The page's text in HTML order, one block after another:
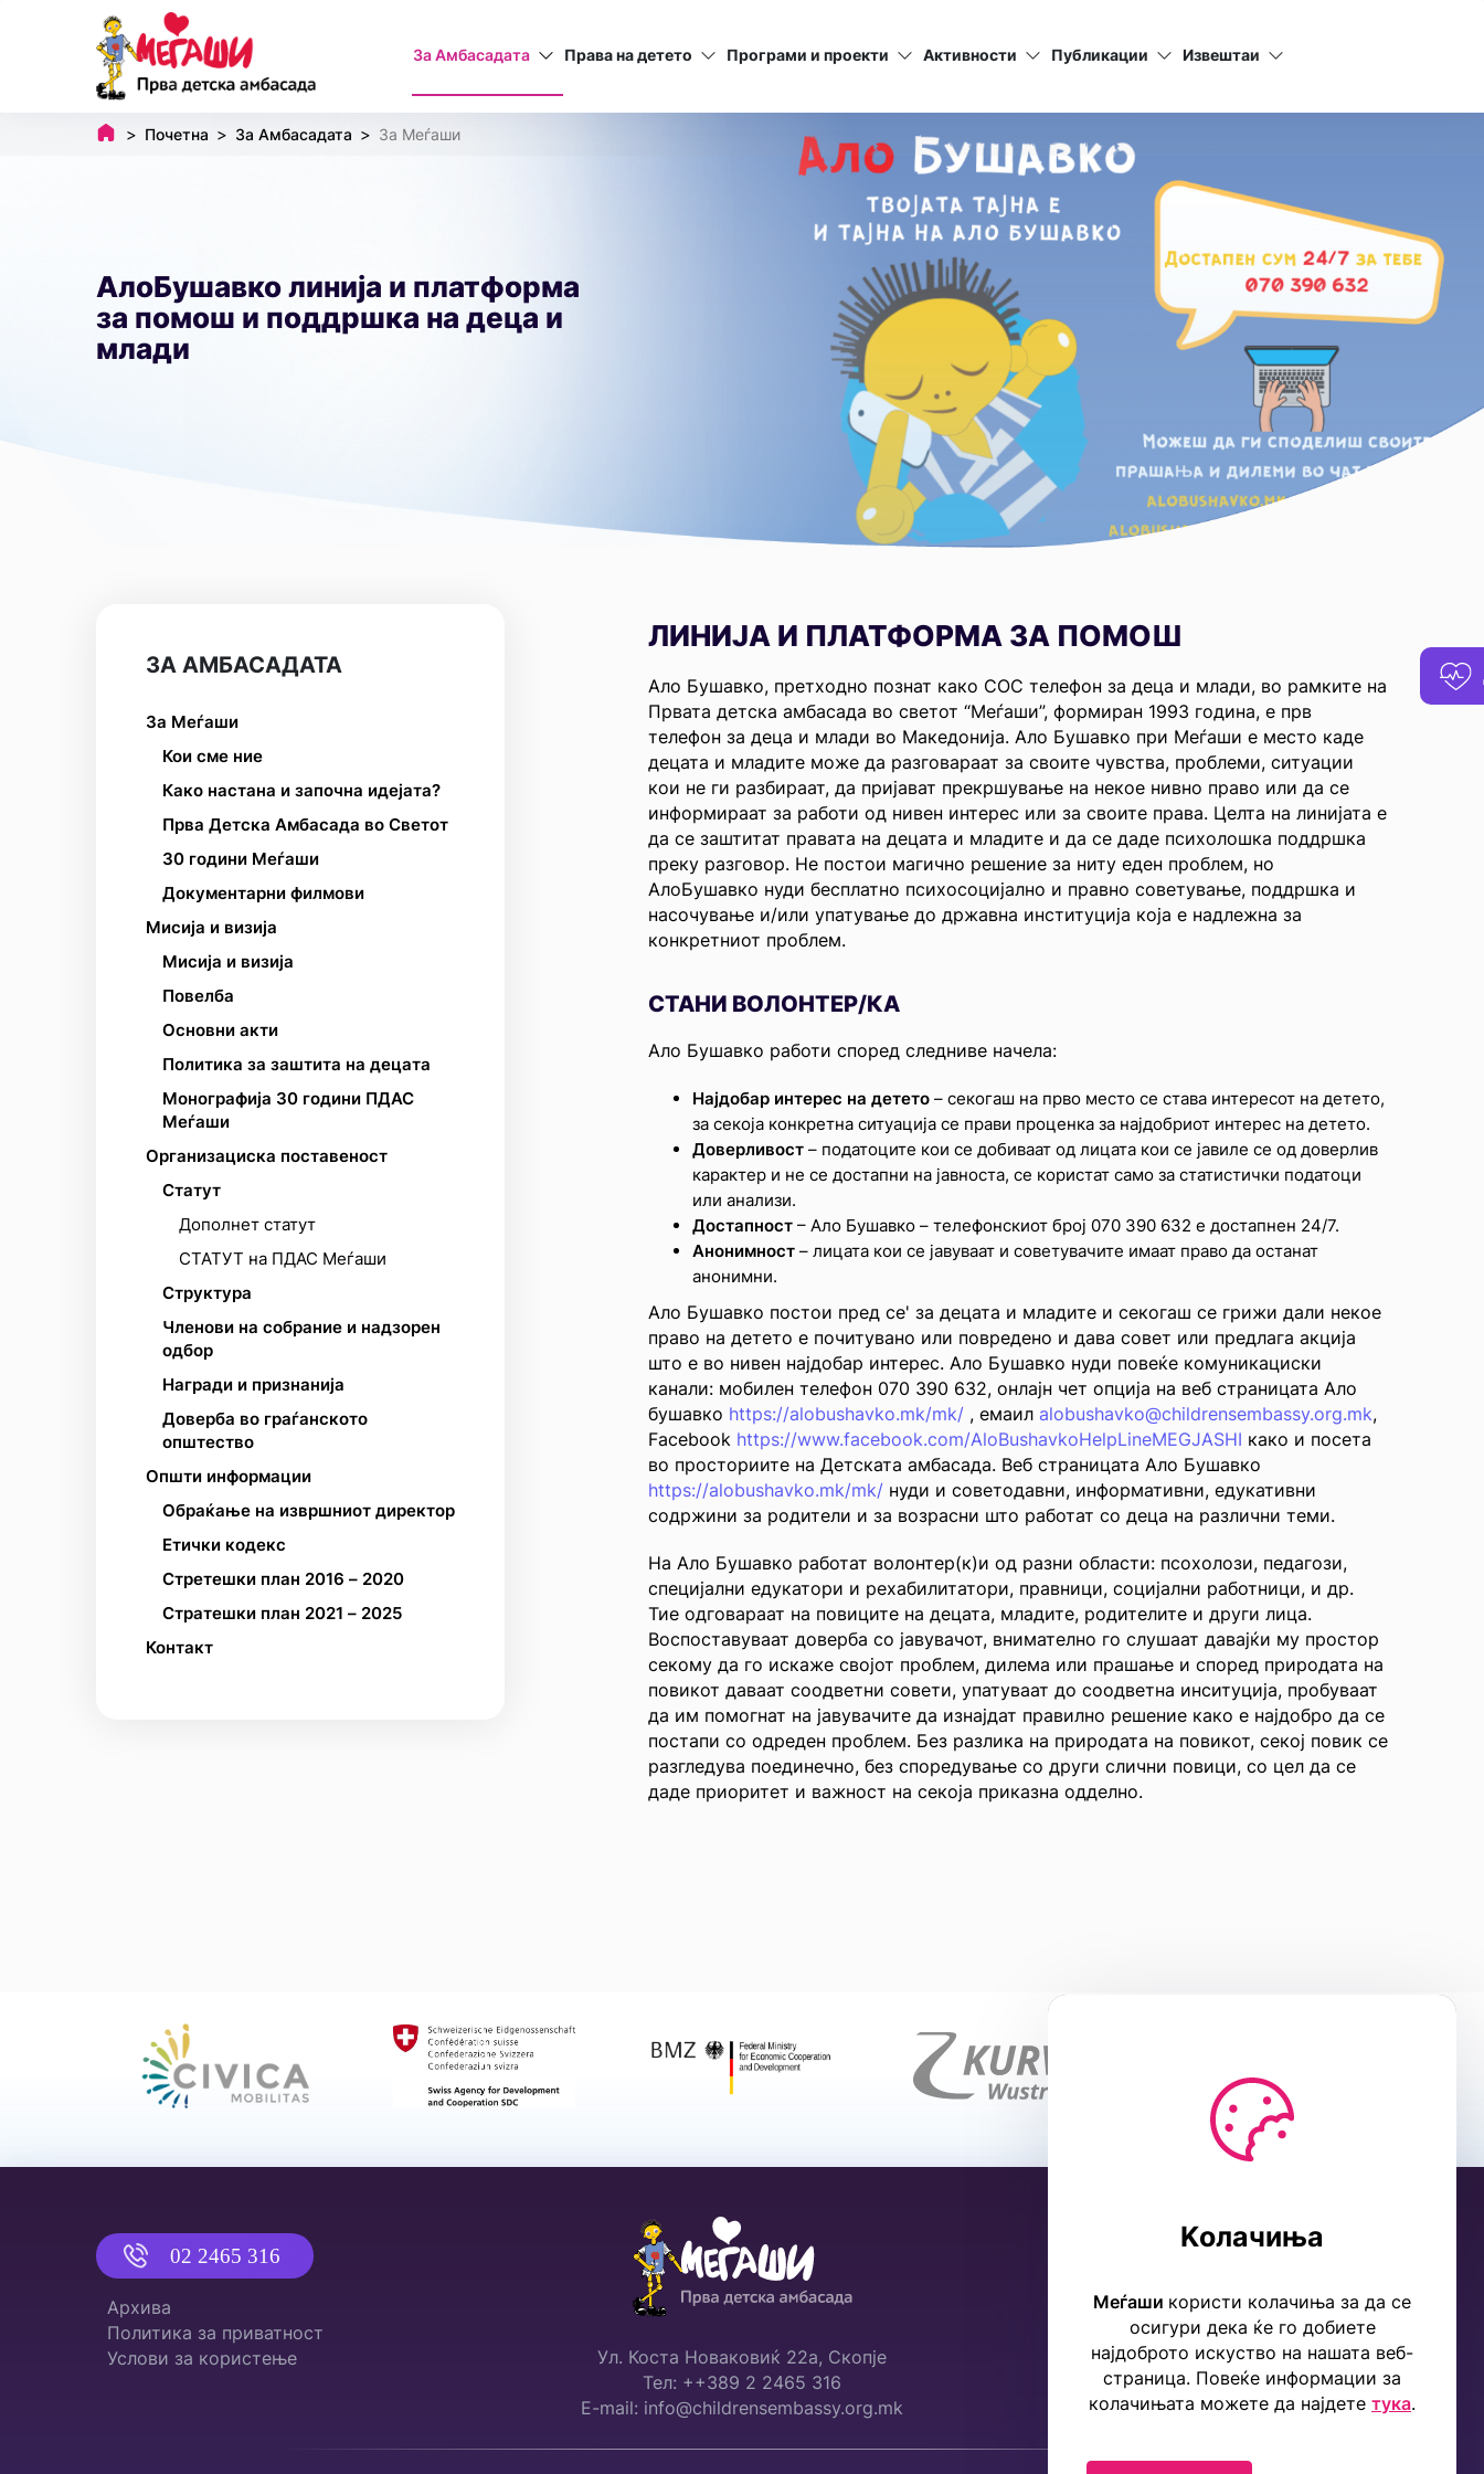
За Амбасадата Права на детето Програми и проекти Активности Публикации Извештаи
Почетна За Амбасадата За Меѓаши
АлоБушавко линија и платформа
за помош и поддршка на деца и
млади
ЗА АМБАСАДАТА
За Меѓаши
Кои сме ние
Како настана и започна идејата?
Прва Детска Амбасада во Светот
30 години Меѓаши
Документарни филмови
Мисија и визија
Мисија и визија
Повелба
Основни акти
Политика за заштита на децата
Монографија 30 години ПДАС
Меѓаши
Организациска поставеност
Статут
Дополнет статут
СТАТУТ на ПДАС Меѓаши
Структура
Членови на собрание и надзорен
одбор
Награди и признанија
Доверба во граѓанското
општество
Општи информации
Обраќање на извршниот директор
Етички кодекс
Стретешки план 2016 – 2020
Стратешки план 2021 – 2025
Контакт
ЛИНИЈА И ПЛАТФОРМА ЗА ПОМОШ
Ало Бушавко, претходно познат како СОС телефон за деца и млади, во рамките на
Првата детска амбасада во светот “Меѓаши”, формиран 1993 година, е прв
телефон за деца и млади во Македонија. Ало Бушавко при Меѓаши е место каде
децата и младите може да разговараат за своите чувства, проблеми, ситуации
кои не ги разбираат, да пријават прекршување на некое нивно право или да се
информираат за работи од нивен интерес или за своите права. Целта на линијата е
да се заштитат правата на децата и младите и да се даде психолошка поддршка
преку разговор. Не постои магично решение за ниту еден проблем, но
АлоБушавко нуди бесплатно психосоцијално и правно советување, поддршка и
насочување и/или упатување до државна институција која е надлежна за
конкретниот проблем.
СТАНИ ВОЛОНТЕР/КА
Ало Бушавко работи според следниве начела:
Најдобар интерес на детето – секогаш на прво место се става интересот на детето,
за секоја конкретна ситуација се прави проценка за најдобриот интерес на детето.
Доверливост – податоците кои се добиваат од лицата кои се јавиле се од доверлив
карактер и не се достапни на јавноста, се користат само за статистички податоци
или анализи.
Достапност – Ало Бушавко – телефонскиот број 070 390 632 е достапнен 24/7.
Анонимност – лицата кои се јавуваат и советувачите имаат право да останат
анонимни.
Ало Бушавко постои пред се' за децата и младите и секогаш се грижи дали некое
право на детето е почитувано или повредено и дава совет или предлага акција
што е во нивен најдобар интерес. Ало Бушавко нуди повеќе комуникациски
канали: мобилен телефон 070 390 632, онлајн чет опција на веб страницата Ало
бушавко https://alobushavko.mk/mk/ , емаил alobushavko@childrensembassy.org.mk,
Facebook https://www.facebook.com/AloBushavkoHelpLineMEGJASHI како и посета
во просториите на Детската амбасада. Веб страницата Ало Бушавко
https://alobushavko.mk/mk/ нуди и советодавни, информативни, едукативни
содржини за родители и за возрасни што работат со деца на различни теми.
На Ало Бушавко работат волонтер(к)и од разни области: псохолози, педагози,
специјални едукатори и рехабилитатори, правници, социјални работници, и др.
Тие одговараат на повиците на децата, младите, родителите и други лица.
Воспоставуваат доверба со јавувачот, внимателно го слушаат давајќи му простор
секому да го искаже својот проблем, дилема или прашање и според природата на
повикот даваат соодветни совети, упатуваат до соодветна инситуција, пробуваат
да им помогнат на јавувачите да изнајдат правилно решение како е најдобро да се
постапи со одреден проблем. Без разлика на природата на повикот, секој повик се
разгледува поединечно, без споредување со други слични повици, со цел да се
даде приоритет и важност на секоја приказна одделно.
02 2465 316
Архива
Политика за приватност
Услови за користење
Ул. Коста Новаковиќ 22а, Скопје
Тел: ++389 2 2465 316
E-mail: info@childrensembassy.org.mk
Kолачиња
Меѓаши користи колачиња за да се
осигури дека ќе го добиете
најдоброто искуство на нашата веб-
страница. Повеќе информации за
колачињата можете да најдете тука.